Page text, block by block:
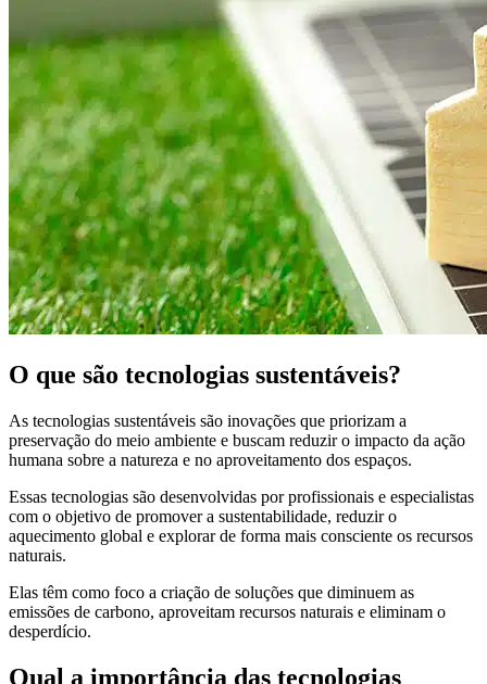
O que são tecnologias sustentáveis?
As tecnologias sustentáveis são inovações que priorizam a
preservação do meio ambiente e buscam reduzir o impacto da ação
humana sobre a natureza e no aproveitamento dos espaços.
Essas tecnologias são desenvolvidas por profissionais e especialistas
com o objetivo de promover a sustentabilidade, reduzir o
aquecimento global e explorar de forma mais consciente os recursos
naturais.
Elas têm como foco a criação de soluções que diminuem as
emissões de carbono, aproveitam recursos naturais e eliminam o
desperdício.
Qual a importância das tecnologias